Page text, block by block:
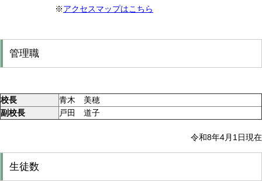
※アクセスマップはこちら
管理職
校長
青木 美穂
副校長
戸田 道子
令和8年4月1日現在
生徒数